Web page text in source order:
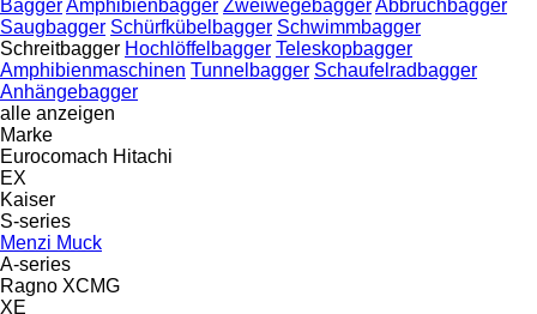
BaggerAmphibienbagger ZweiwegebaggerAbbruchbagger
Saugbagger Schürfkübelbagger Schwimmbagger
Schreitbagger Hochlöffelbagger Teleskopbagger
Amphibienmaschinen Tunnelbagger Schaufelradbagger
Anhängebagger
alle anzeigen
Marke
Eurocomach Hitachi
EX
Kaiser
S-series
Menzi Muck
A-series
Ragno XCMG
XE